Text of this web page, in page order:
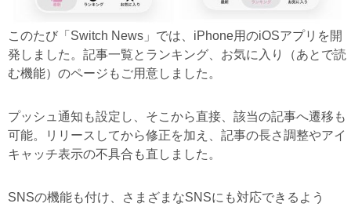
このたび「Switch News」では、iPhone用のiOSアプリを開
発しました。記事一覧とランキング、お気に入り（あとで読
む機能）のページもご用意しました。
プッシュ通知も設定し、そこから直接、該当の記事へ遷移も
可能。リリースしてから修正を加え、記事の長さ調整やアイ
キャッチ表示の不具合も直しました。
SNSの機能も付け、さまざまなSNSにも対応できるよう